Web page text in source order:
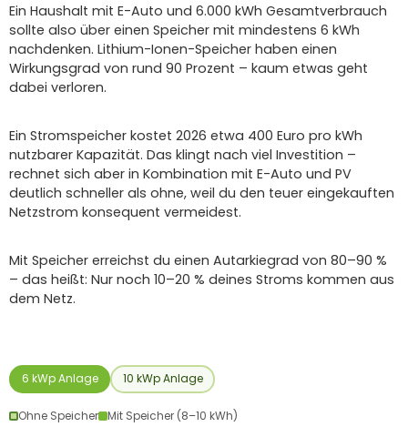
Ein Haushalt mit E-Auto und 6.000 kWh Gesamtverbrauch
sollte also über einen Speicher mit mindestens 6 kWh
nachdenken. Lithium-Ionen-Speicher haben einen
Wirkungsgrad von rund 90 Prozent – kaum etwas geht
dabei verloren.
Ein Stromspeicher kostet 2026 etwa 400 Euro pro kWh
nutzbarer Kapazität. Das klingt nach viel Investition –
rechnet sich aber in Kombination mit E-Auto und PV
deutlich schneller als ohne, weil du den teuer eingekauften
Netzstrom konsequent vermeidest.
Mit Speicher erreichst du einen Autarkiegrad von 80–90 %
– das heißt: Nur noch 10–20 % deines Stroms kommen aus
dem Netz.
6 kWp Anlage 10 kWp Anlage
Ohne Speicher Mit Speicher (8–10 kWh)